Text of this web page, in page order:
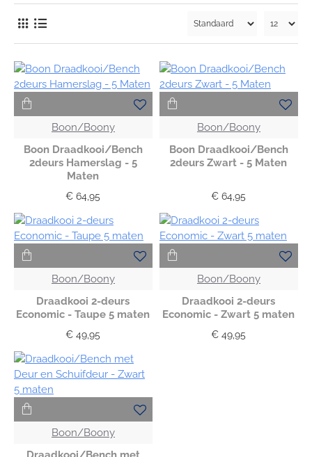
Boon/Boony
Boon Draadkooi/Bench
2deurs Hamerslag - 5
Maten
€ 64,95
Boon/Boony
Boon Draadkooi/Bench
2deurs Zwart - 5 Maten
€ 64,95
Boon/Boony
Draadkooi 2-deurs
Economic - Taupe 5 maten
€ 49,95
Boon/Boony
Draadkooi 2-deurs
Economic - Zwart 5 maten
€ 49,95
Boon/Boony